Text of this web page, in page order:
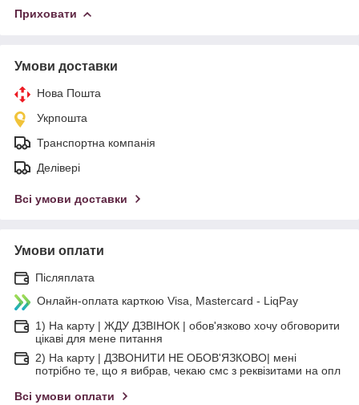
Приховати
Умови доставки
Нова Пошта
Укрпошта
Транспортна компанія
Делівері
Всі умови доставки
Умови оплати
Післяплата
Онлайн-оплата карткою Visa, Mastercard - LiqPay
1) На карту | ЖДУ ДЗВІНОК | обов'язково хочу обговорити
цікаві для мене питання
2) На карту | ДЗВОНИТИ НЕ ОБОВ'ЯЗКОВО| мені
потрібно те, що я вибрав, чекаю смс з реквізитами на опл
Всі умови оплати